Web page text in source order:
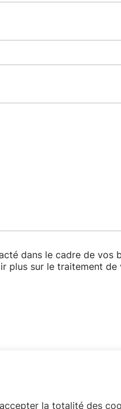
dans le cadre de vos
plus sur le traitement de
la totalité des